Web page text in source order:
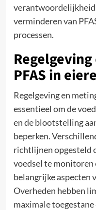
verantwoordelijkheid
verminderen van
processen.
PFAS in
Regelgeving en
essentieel om de
en de blootstelling
beperken.
richtlijnen opgesteld
voedsel te monitoren
belangrijke aspecten
Overheden hebben
maximale